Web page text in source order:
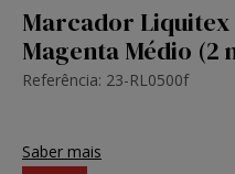
Marcador
Magenta Médio (2
Referência: 23-RL0500f
Saber mais